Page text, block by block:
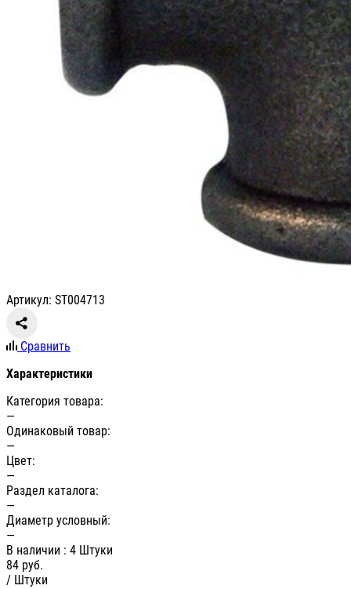
Артикул: ST004713
Сравнить
Характеристики
Категория товара:
—
Одинаковый товар:
—
Цвет:
—
Раздел каталога:
—
Диаметр условный:
—
В наличии : 4 Штуки
84 руб.
/ Штуки